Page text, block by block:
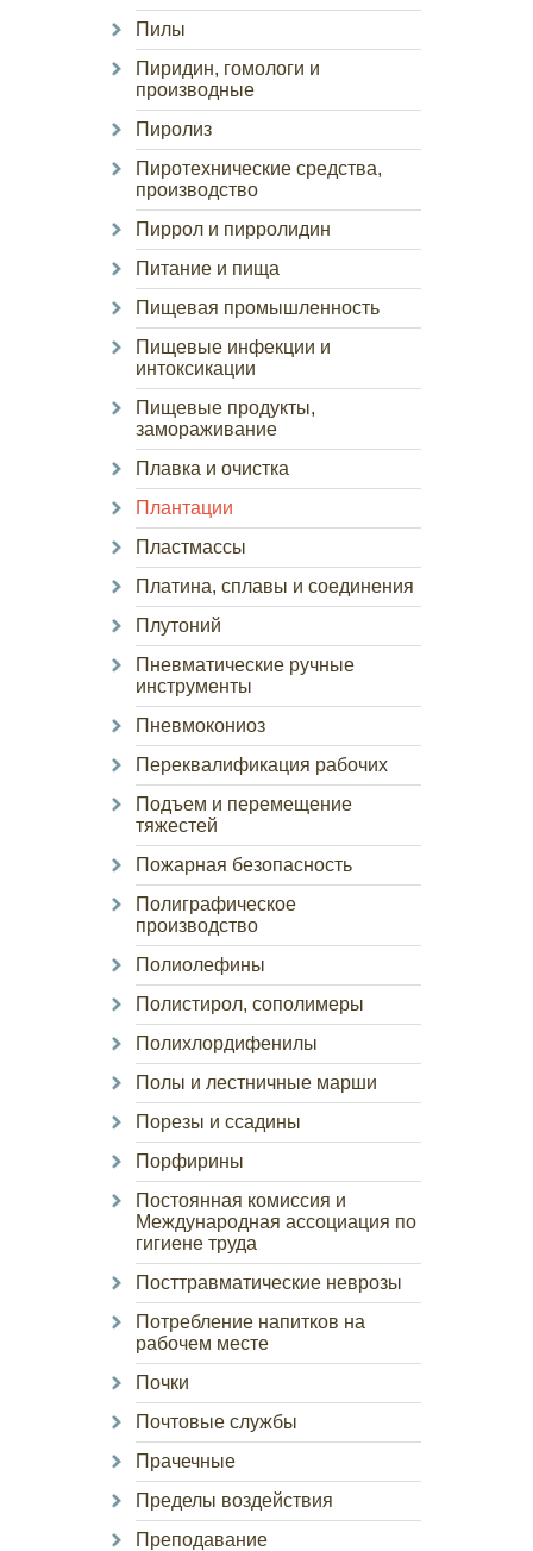
Пилы
Пиридин, гомологи и
производные
Пиролиз
Пиротехнические средства,
производство
Пиррол и пирролидин
Питание и пища
Пищевая промышленность
Пищевые инфекции и
интоксикации
Пищевые продукты,
замораживание
Плавка и очистка
Плантации
Пластмассы
Платина, сплавы и соединения
Плутоний
Пневматические ручные
инструменты
Пневмокониоз
Переквалификация рабочих
Подъем и перемещение
тяжестей
Пожарная безопасность
Полиграфическое
производство
Полиолефины
Полистирол, сополимеры
Полихлордифенилы
Полы и лестничные марши
Порезы и ссадины
Порфирины
Постоянная комиссия и
Международная ассоциация по
гигиене труда
Посттравматические неврозы
Потребление напитков на
рабочем месте
Почки
Почтовые службы
Прачечные
Пределы воздействия
Преподавание